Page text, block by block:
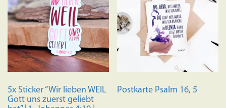
5x Sticker “Wir lieben WEIL
Gott uns zuerst geliebt
Postkarte Psalm 16, 5